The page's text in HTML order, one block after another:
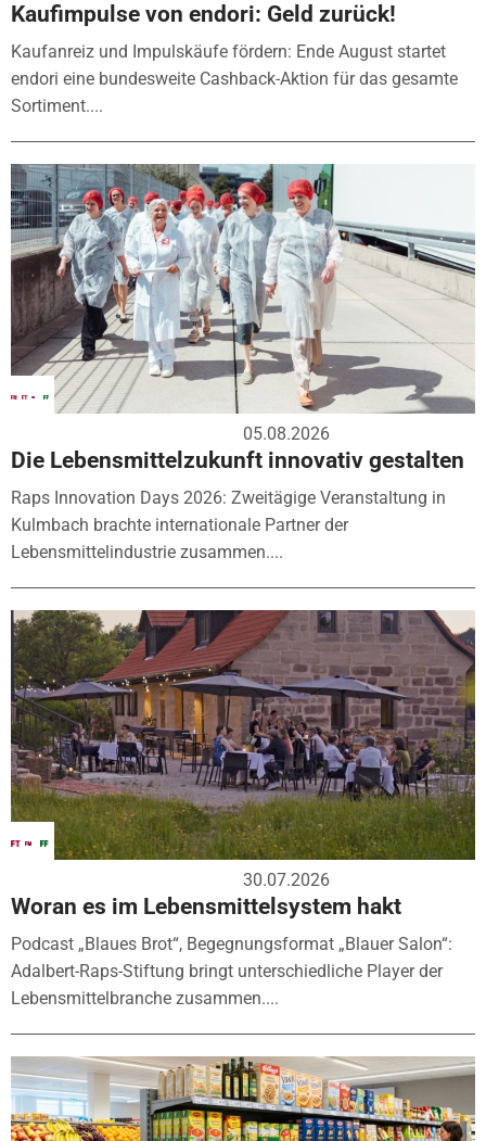
Kaufimpulse von endori: Geld zurück!
Kaufanreiz und Impulskäufe fördern: Ende August startet
endori eine bundesweite Cashback-Aktion für das gesamte
Sortiment....
05.08.2026
Die Lebensmittelzukunft innovativ gestalten
Raps Innovation Days 2026: Zweitägige Veranstaltung in
Kulmbach brachte internationale Partner der
Lebensmittelindustrie zusammen....
30.07.2026
Woran es im Lebensmittelsystem hakt
Podcast „Blaues Brot“, Begegnungsformat „Blauer Salon“:
Adalbert-Raps-Stiftung bringt unterschiedliche Player der
Lebensmittelbranche zusammen....